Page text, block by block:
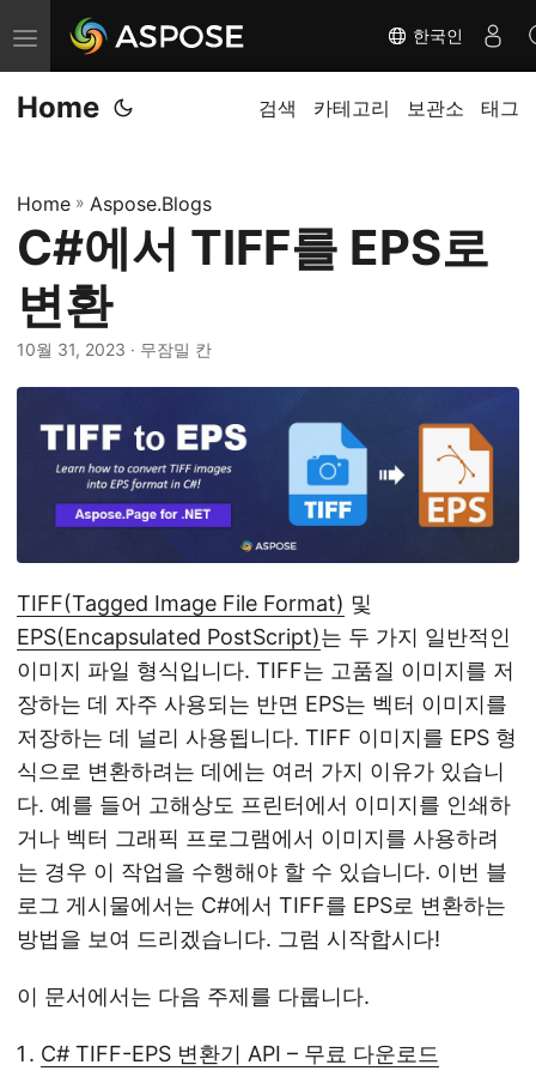
탐
색
전
한국인
Home 검색 카테고리 보관소 태그
Home » Aspose.Blogs
C#에서 TIFF를 EPS로
변환
10월 31, 2023 · 무잠밀 칸
TIFF(Tagged Image File Format) 및
EPS(Encapsulated PostScript)는 두 가지 일반적인
이미지 파일 형식입니다. TIFF는 고품질 이미지를 저
장하는 데 자주 사용되는 반면 EPS는 벡터 이미지를
저장하는 데 널리 사용됩니다. TIFF 이미지를 EPS 형
식으로 변환하려는 데에는 여러 가지 이유가 있습니
다. 예를 들어 고해상도 프린터에서 이미지를 인쇄하
거나 벡터 그래픽 프로그램에서 이미지를 사용하려
는 경우 이 작업을 수행해야 할 수 있습니다. 이번 블
로그 게시물에서는 C#에서 TIFF를 EPS로 변환하는
방법을 보여 드리겠습니다. 그럼 시작합시다!
이 문서에서는 다음 주제를 다룹니다.
C# TIFF-EPS 변환기 API – 무료 다운로드